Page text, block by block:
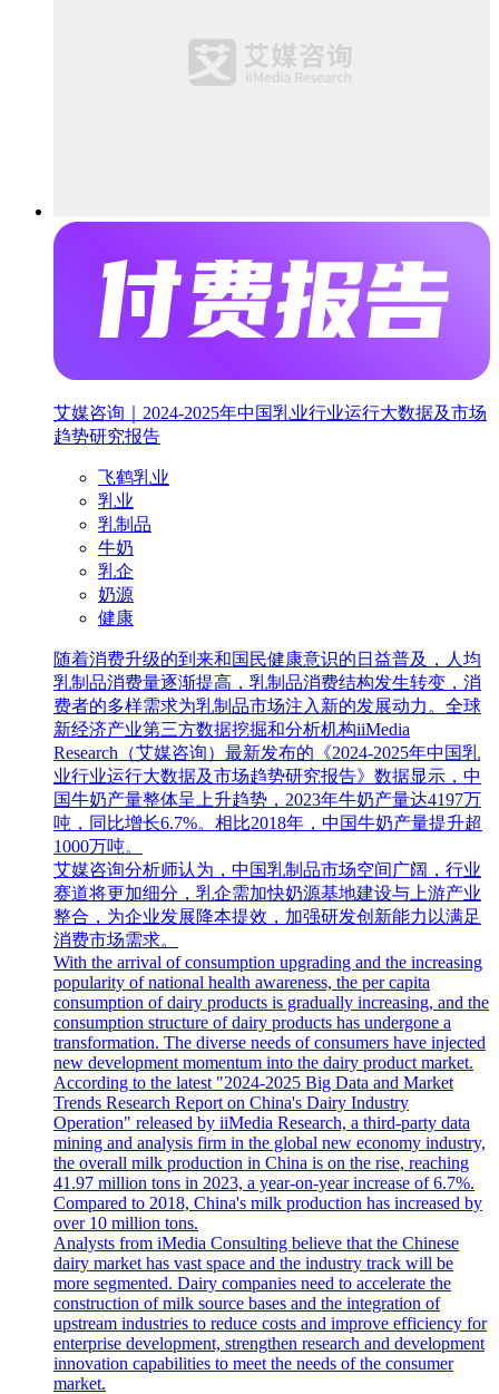
艾媒咨询｜2024-2025年中国乳业行业运行大数据及市场
趋势研究报告
飞鹤乳业
乳业
乳制品
牛奶
乳企
奶源
健康
随着消费升级的到来和国民健康意识的日益普及，人均
乳制品消费量逐渐提高，乳制品消费结构发生转变，消
费者的多样需求为乳制品市场注入新的发展动力。全球
新经济产业第三方数据挖掘和分析机构iiMedia
Research（艾媒咨询）最新发布的《2024-2025年中国乳
业行业运行大数据及市场趋势研究报告》数据显示，中
国牛奶产量整体呈上升趋势，2023年牛奶产量达4197万
吨，同比增长6.7%。相比2018年，中国牛奶产量提升超
1000万吨。
艾媒咨询分析师认为，中国乳制品市场空间广阔，行业
赛道将更加细分，乳企需加快奶源基地建设与上游产业
整合，为企业发展降本提效，加强研发创新能力以满足
消费市场需求。
With the arrival of consumption upgrading and the increasing
popularity of national health awareness, the per capita
consumption of dairy products is gradually increasing, and the
consumption structure of dairy products has undergone a
transformation. The diverse needs of consumers have injected
new development momentum into the dairy product market.
According to the latest "2024-2025 Big Data and Market
Trends Research Report on China's Dairy Industry
Operation" released by iiMedia Research, a third-party data
mining and analysis firm in the global new economy industry,
the overall milk production in China is on the rise, reaching
41.97 million tons in 2023, a year-on-year increase of 6.7%.
Compared to 2018, China's milk production has increased by
over 10 million tons.
Analysts from iMedia Consulting believe that the Chinese
dairy market has vast space and the industry track will be
more segmented. Dairy companies need to accelerate the
construction of milk source bases and the integration of
upstream industries to reduce costs and improve efficiency for
enterprise development, strengthen research and development
innovation capabilities to meet the needs of the consumer
market.